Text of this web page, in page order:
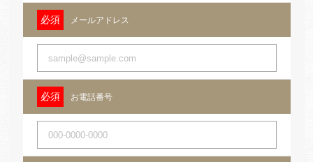
メールアドレス
お電話番号